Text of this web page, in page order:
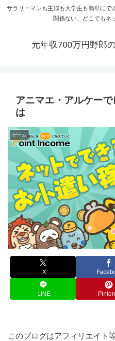
サラリーマンも主婦も大学生も簡単にで
関係ない、どこでもネ
元年収700万円野郎
アニマエ・アルケー
は
ゲーム
X
LINE
このブログはアフィリエイト